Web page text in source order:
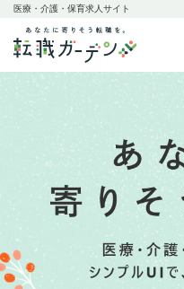
医療・介護・保育求人サイト